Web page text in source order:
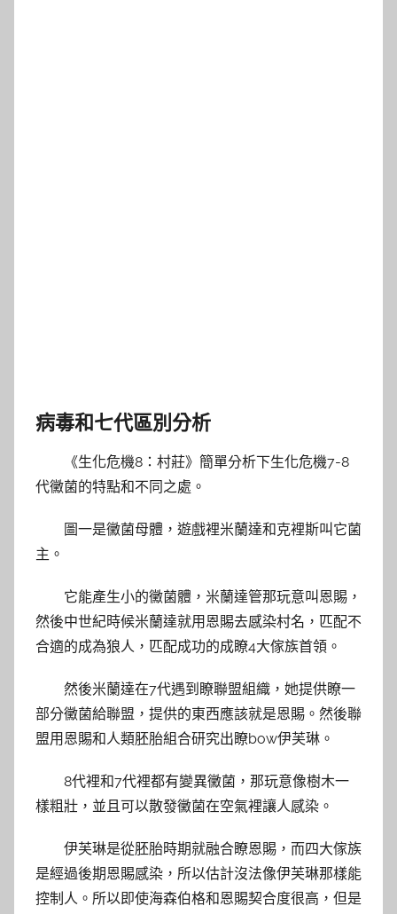
病毒和七代區別分析
《生化危機8：村莊》簡單分析下生化危機7-8
代黴菌的特點和不同之處。
圖一是黴菌母體，遊戲裡米蘭達和克裡斯叫它菌
主。
它能產生小的黴菌體，米蘭達管那玩意叫恩賜，
然後中世紀時候米蘭達就用恩賜去感染村名，匹配不
合適的成為狼人，匹配成功的成瞭4大傢族首領。
然後米蘭達在7代遇到瞭聯盟組織，她提供瞭一
部分黴菌給聯盟，提供的東西應該就是恩賜。然後聯
盟用恩賜和人類胚胎組合研究出瞭bow伊芙琳。
8代裡和7代裡都有變異黴菌，那玩意像樹木一
樣粗壯，並且可以散發黴菌在空氣裡讓人感染。
伊芙琳是從胚胎時期就融合瞭恩賜，而四大傢族
是經過後期恩賜感染，所以估計沒法像伊芙琳那樣能
控制人。所以即使海森伯格和恩賜契合度很高，但是